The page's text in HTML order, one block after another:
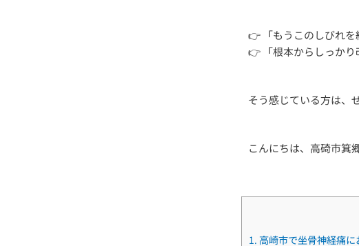
👉 「もうこのしびれを
👉 「根本からしっかり
そう感じている方は、
こんにちは、高碕市箕
1. 高崎市で坐骨神経痛